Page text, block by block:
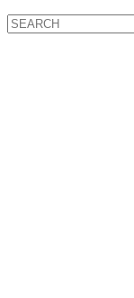
Search
for: